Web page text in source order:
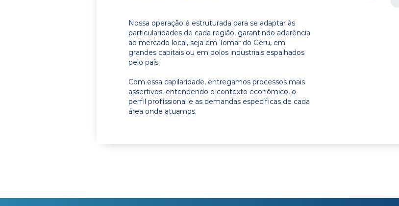
Nossa operação é estruturada para se adaptar às
particularidades de cada região, garantindo aderência
ao mercado local, seja em Tomar do Geru, em
grandes capitais ou em polos industriais espalhados
pelo país.
Com essa capilaridade, entregamos processos mais
assertivos, entendendo o contexto econômico, o
perfil profissional e as demandas específicas de cada
área onde atuamos.